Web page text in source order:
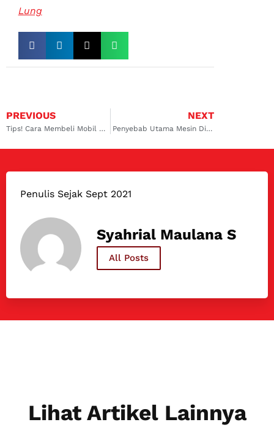
Lung
PREVIOUS
Tips! Cara Membeli Mobil Baru Agar Tidak Tertipu
NEXT
Penyebab Utama Mesin Diesel Ngegas Sendiri
Penulis Sejak Sept 2021
Syahrial Maulana S
All Posts
Lihat Artikel Lainnya